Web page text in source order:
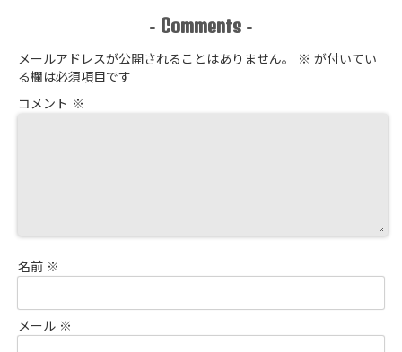
- Comments -
メールアドレスが公開されることはありません。 ※ が付いてい
る欄は必須項目です
コメント ※
名前 ※
メール ※